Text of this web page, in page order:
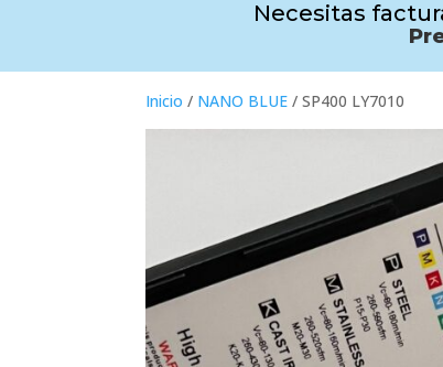
Necesitas
Inicio / NANO BLUE / SP400 LY7010